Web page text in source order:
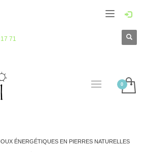
71
ÉNERGÉTIQUES EN PIERRES NATURELLES